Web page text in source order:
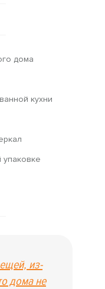
дома
кухни
упаковке
из-
дома не